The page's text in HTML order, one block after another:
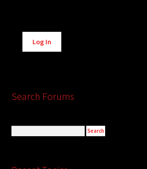
Alternative:
Log In
Search Forums